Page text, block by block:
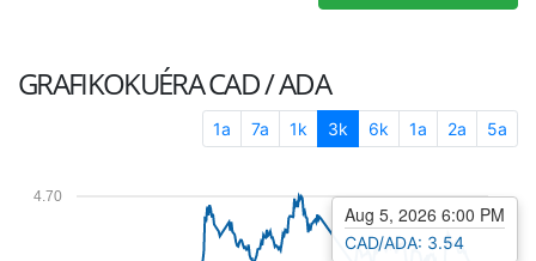
GRAFIKOKUÉRACAD / ADA
1a 7a 1k 3k 6k 1a 2a 5a
4.70
Aug 5, 2026 6:00 PM
CAD/ADA: 3.54